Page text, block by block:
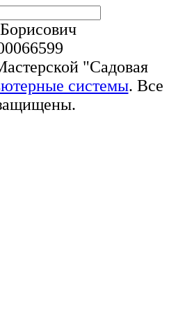
"Садовая
системы. Все